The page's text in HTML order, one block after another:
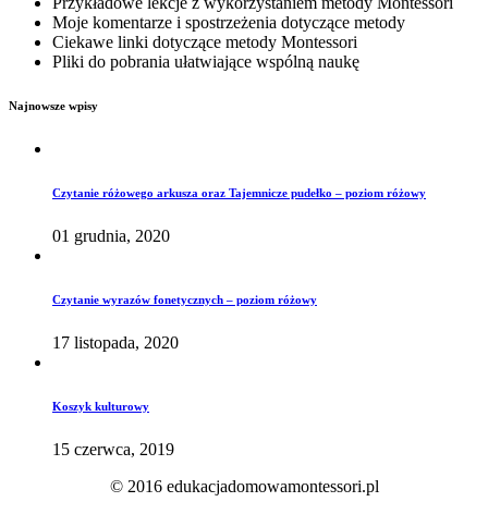
Moje komentarze i spostrzeżenia dotyczące metody
Ciekawe linki dotyczące metody Montessori
Pliki do pobrania ułatwiające wspólną naukę
Najnowsze wpisy
Czytanie różowego arkusza oraz Tajemnicze pudełko – poziom różowy
01 grudnia, 2020
Czytanie wyrazów fonetycznych – poziom różowy
17 listopada, 2020
Koszyk kulturowy
15 czerwca, 2019
© 2016 edukacjadomowamontessori.pl